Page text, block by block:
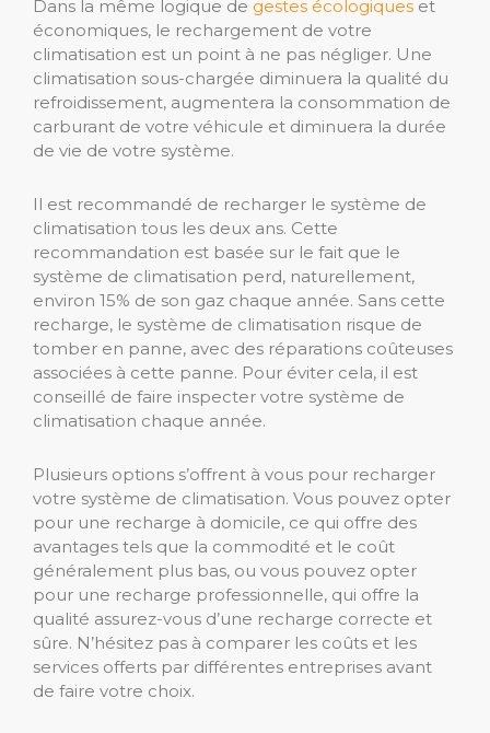
Dans la même logique de gestes écologiques et
économiques, le rechargement de votre
climatisation est un point à ne pas négliger. Une
climatisation sous-chargée diminuera la qualité du
refroidissement, augmentera la consommation de
carburant de votre véhicule et diminuera la durée
de vie de votre système.
Il est recommandé de recharger le système de
climatisation tous les deux ans. Cette
recommandation est basée sur le fait que le
système de climatisation perd, naturellement,
environ 15% de son gaz chaque année. Sans cette
recharge, le système de climatisation risque de
tomber en panne, avec des réparations coûteuses
associées à cette panne. Pour éviter cela, il est
conseillé de faire inspecter votre système de
climatisation chaque année.
Plusieurs options s’offrent à vous pour recharger
votre système de climatisation. Vous pouvez opter
pour une recharge à domicile, ce qui offre des
avantages tels que la commodité et le coût
généralement plus bas, ou vous pouvez opter
pour une recharge professionnelle, qui offre la
qualité assurez-vous d’une recharge correcte et
sûre. N’hésitez pas à comparer les coûts et les
services offerts par différentes entreprises avant
de faire votre choix.